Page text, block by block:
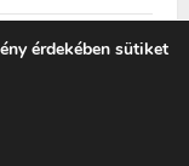
érdekében sütiket